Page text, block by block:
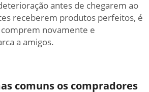
antes de chegarem ao
receberem produtos perfeitos, é
novamente e
a amigos.
comuns os compradores